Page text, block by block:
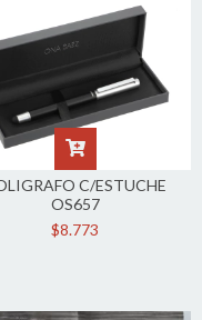
C/ESTUCHE
OS657
$8.773